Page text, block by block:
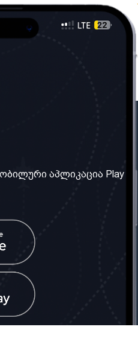
წესები და პირობები
კითხვები
სოციალური ქსელი
აპლიკაცია Play